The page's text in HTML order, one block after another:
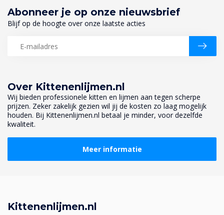
Over Kittenenlijmen.nl
Wij bieden professionele kitten en lijmen aan tegen scherpe
prijzen. Zeker zakelijk gezien wil jij de kosten zo laag mogelijk
houden. Bij Kittenenlijmen.nl betaal je minder, voor dezelfde
kwaliteit.
Meer informatie
Abonneer je op onze nieuwsbrief
Blijf op de hoogte over onze laatste acties
Kittenenlijmen.nl